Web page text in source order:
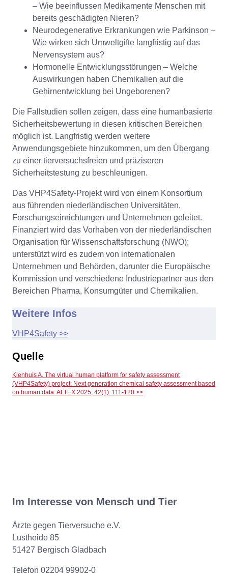
– Wie beeinflussen Medikamente Menschen mit
bereits geschädigten Nieren?
Neurodegenerative Erkrankungen wie Parkinson –
Wie wirken sich Umweltgifte langfristig auf das
Nervensystem aus?
Hormonelle Entwicklungsstörungen – Welche
Auswirkungen haben Chemikalien auf die
Gehirnentwicklung bei Ungeborenen?
Die Fallstudien sollen zeigen, dass eine humanbasierte
Sicherheitsbewertung in diesen kritischen Bereichen
möglich ist. Langfristig werden weitere
Anwendungsgebiete hinzukommen, um den Übergang
zu einer tierversuchsfreien und präziseren
Sicherheitstestung zu beschleunigen.
Das VHP4Safety-Projekt wird von einem Konsortium
aus führenden niederländischen Universitäten,
Forschungseinrichtungen und Unternehmen geleitet.
Finanziert wird das Vorhaben von der niederländischen
Organisation für Wissenschaftsforschung (NWO);
unterstützt wird es zudem von internationalen
Unternehmen und Behörden, darunter die Europäische
Kommission und verschiedene Industriepartner aus den
Bereichen Pharma, Konsumgüter und Chemikalien.
Weitere Infos
VHP4Safety >>
Quelle
Kienhuis A. The virtual human platform for safety assessment
(VHP4Safety) project: Next generation chemical safety assessment based
on human data. ALTEX 2025; 42(1): 111-120 >>
Im Interesse von Mensch und Tier
Ärzte gegen Tierversuche e.V.
Lustheide 85
51427 Bergisch Gladbach
Telefon 02204 99902-0